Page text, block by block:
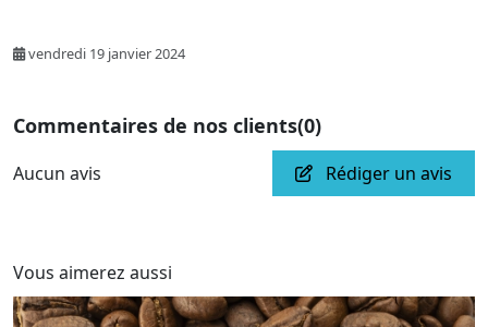
vendredi 19 janvier 2024
Commentaires de nos clients(0)
Aucun avis Rédiger un avis
Vous aimerez aussi